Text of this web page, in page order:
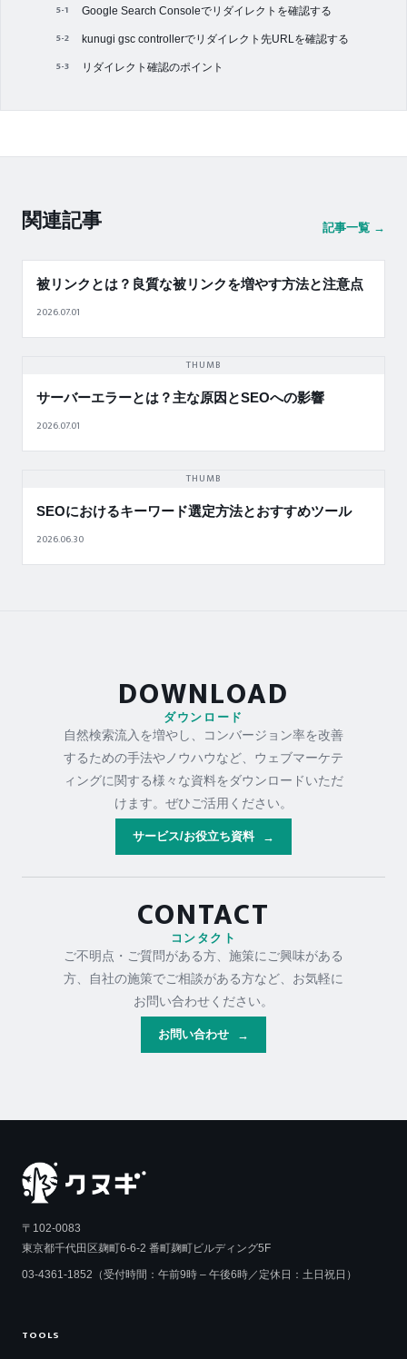
Google Search Consoleでリダイレクトを確認する
kunugi gsc controllerでリダイレクト先URLを確認する
リダイレクト確認のポイント
関連記事 記事一覧 →
被リンクとは？良質な被リンクを増やす方法と注意点
2026.07.01
THUMB
サーバーエラーとは？主な原因とSEOへの影響
2026.07.01
THUMB
SEOにおけるキーワード選定方法とおすすめツール
2026.06.30
DOWNLOAD
ダウンロード
自然検索流入を増やし、コンバージョン率を改善
するための手法やノウハウなど、ウェブマーケテ
ィングに関する様々な資料をダウンロードいただ
けます。ぜひご活用ください。
サービス/お役立ち資料 →
CONTACT
コンタクト
ご不明点・ご質問がある方、施策にご興味がある
方、自社の施策でご相談がある方など、お気軽に
お問い合わせください。
お問い合わせ →
〒102-0083
東京都千代田区麹町6-6-2 番町麹町ビルディング5F
03-4361-1852（受付時間：午前9時 – 午後6時／定休日：土日祝日）
TOOLS